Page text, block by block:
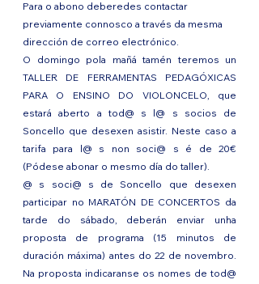
Para o abono deberedes contactar
previamente connosco a través da mesma
dirección de correo electrónico.
O domingo pola mañá tamén teremos un
TALLER DE FERRAMENTAS PEDAGÓXICAS
PARA O ENSINO DO VIOLONCELO, que
estará aberto a tod@ s l@ s socios de
Soncello que desexen asistir. Neste caso a
tarifa para l@ s non soci@ s é de 20€
(Pódese abonar o mesmo día do taller).
@ s soci@ s de Soncello que desexen
participar no MARATÓN DE CONCERTOS da
tarde do sábado, deberán enviar unha
proposta de programa (15 minutos de
duración máxima) antes do 22 de novembro.
Na proposta indicaranse os nomes de tod@